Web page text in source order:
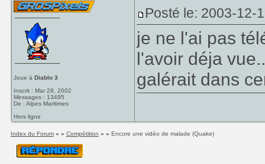
Joue àDiablo 3
Inscrit : Mar 28, 2002
Messages : 13495
De : Alpes Maritimes
Hors ligne
Posté le: 2003-12-
je ne l'ai pas
l'avoir déja
galérait dans
Index du Forum» » Compétition » » Encore une vidéo de malade (Quake)